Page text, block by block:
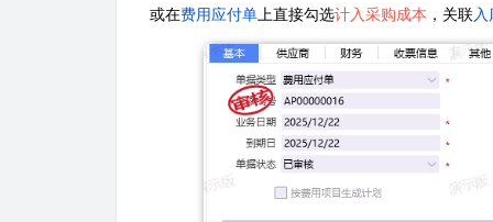
或在费用应付单 上直接勾选计入采购成本 ，关联